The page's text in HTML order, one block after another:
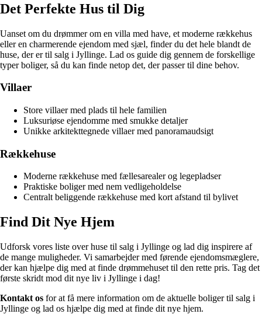
Det Perfekte Hus til Dig
Uanset om du drømmer om en villa med have, et moderne rækkehus
eller en charmerende ejendom med sjæl, finder du det hele blandt de
huse, der er til salg i Jyllinge. Lad os guide dig gennem de forskellige
typer boliger, så du kan finde netop det, der passer til dine behov.
Villaer
Store villaer med plads til hele familien
Luksuriøse ejendomme med smukke detaljer
Unikke arkitekttegnede villaer med panoramaudsigt
Rækkehuse
Moderne rækkehuse med fællesarealer og legepladser
Praktiske boliger med nem vedligeholdelse
Centralt beliggende rækkehuse med kort afstand til bylivet
Find Dit Nye Hjem
Udforsk vores liste over huse til salg i Jyllinge og lad dig inspirere af
de mange muligheder. Vi samarbejder med førende ejendomsmæglere,
der kan hjælpe dig med at finde drømmehuset til den rette pris. Tag det
første skridt mod dit nye liv i Jyllinge i dag!
Kontakt os for at få mere information om de aktuelle boliger til salg i
Jyllinge og lad os hjælpe dig med at finde dit nye hjem.